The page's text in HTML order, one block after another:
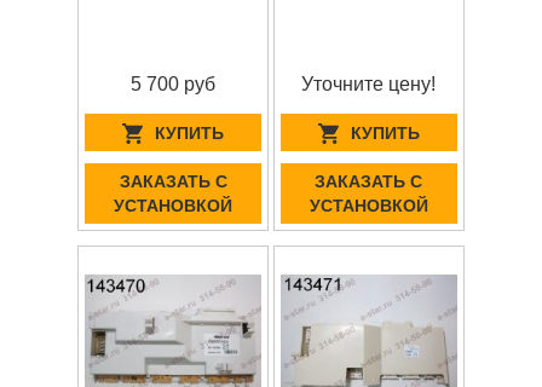
5 700 руб
КУПИТЬ
ЗАКАЗАТЬ С
УСТАНОВКОЙ
Уточните цену!
КУПИТЬ
ЗАКАЗАТЬ С
УСТАНОВКОЙ